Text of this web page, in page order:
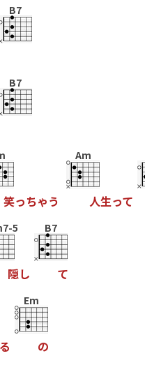
B7
B7
笑っちゃう
Am
人生って
5
隠し
B7
て
る
Em
の